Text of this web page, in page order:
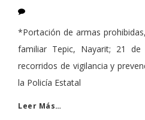
*Portación de armas
familiar Tepic, Nayarit; 21
recorridos de vigilancia y
la Policía Estatal
Leer Más…